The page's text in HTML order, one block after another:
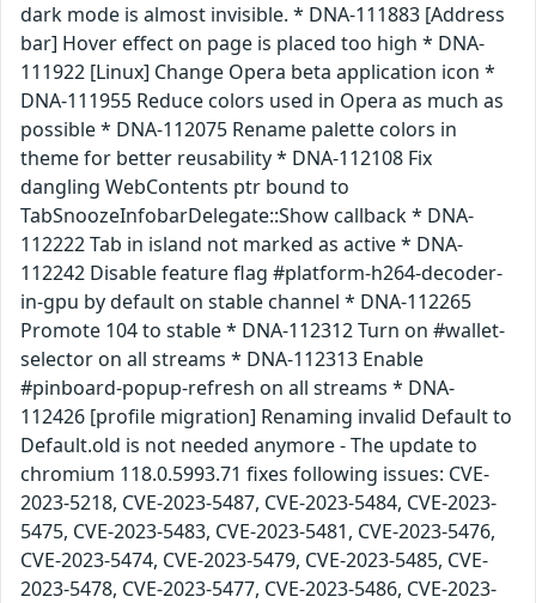
dark mode is almost invisible. * DNA-111883 [Address
bar] Hover effect on page is placed too high * DNA-
111922 [Linux] Change Opera beta application icon *
DNA-111955 Reduce colors used in Opera as much as
possible * DNA-112075 Rename palette colors in
theme for better reusability * DNA-112108 Fix
dangling WebContents ptr bound to
TabSnoozeInfobarDelegate::Show callback * DNA-
112222 Tab in island not marked as active * DNA-
112242 Disable feature flag #platform-h264-decoder-
in-gpu by default on stable channel * DNA-112265
Promote 104 to stable * DNA-112312 Turn on #wallet-
selector on all streams * DNA-112313 Enable
#pinboard-popup-refresh on all streams * DNA-
112426 [profile migration] Renaming invalid Default to
Default.old is not needed anymore - The update to
chromium 118.0.5993.71 fixes following issues: CVE-
2023-5218, CVE-2023-5487, CVE-2023-5484, CVE-2023-
5475, CVE-2023-5483, CVE-2023-5481, CVE-2023-5476,
CVE-2023-5474, CVE-2023-5479, CVE-2023-5485, CVE-
2023-5478, CVE-2023-5477, CVE-2023-5486, CVE-2023-